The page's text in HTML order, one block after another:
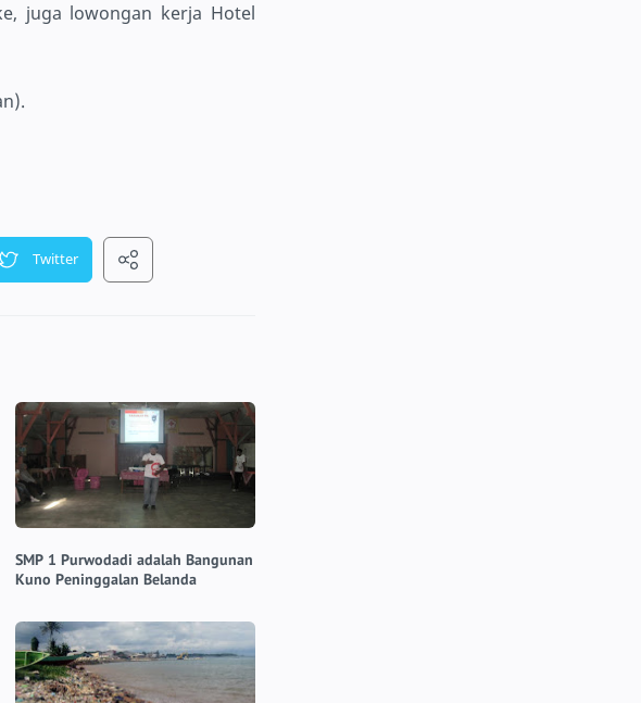
juga lowongan kerja Hotel
SMP 1 Purwodadi adalah Bangunan
Kuno Peninggalan Belanda